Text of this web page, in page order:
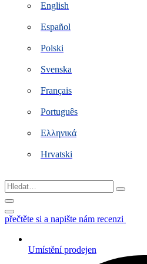
English
Español
Polski
Svenska
Français
Português
Ελληνικά
Hrvatski
Hledat…
přečtěte si a napište nám recenzi
Umístění prodejen